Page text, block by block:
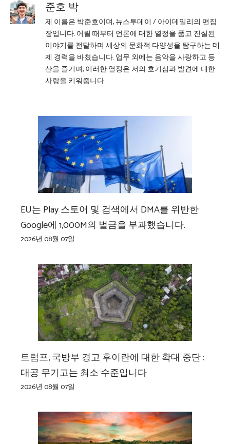
준호 박
제 이름은 박준호이며, 뉴스투데이 / 아이데일리의 편집
장입니다. 어릴 때부터 언론에 대한 열정을 품고 진실된
이야기를 전달하며 세상의 문화적 다양성을 탐구하는 데
제 경력을 바쳤습니다. 업무 외에는 음악을 사랑하고 등
산을 즐기며, 이러한 열정은 저의 호기심과 발견에 대한
사랑을 키워줍니다.
EU는 Play 스토어 및 검색에서 DMA를 위반한
Google에 1,000M의 벌금을 부과했습니다.
2026년 08월 07일
트럼프, 국방부 경고 후이란에 대한 확대 중단 :
대공 무기고는 최소 수준입니다
2026년 08월 07일